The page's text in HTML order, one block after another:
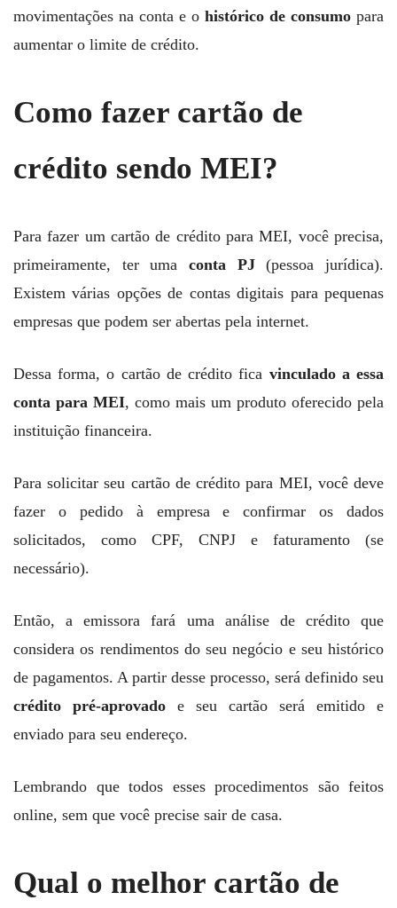
movimentações na conta e o histórico de consumo para
aumentar o limite de crédito.
Como fazer cartão de
crédito sendo MEI?
Para fazer um cartão de crédito para MEI, você precisa,
primeiramente, ter uma conta PJ(pessoa jurídica).
Existem várias opções de contas digitais para pequenas
empresas que podem ser abertas pela internet.
Dessa forma, o cartão de crédito fica vinculado a essa
conta para MEI, como mais um produto oferecido pela
instituição financeira.
Para solicitar seu cartão de crédito para MEI, você deve
fazer o pedido à empresa e confirmar os dados
solicitados, como CPF, CNPJ e faturamento (se
necessário).
Então, a emissora fará uma análise de crédito que
considera os rendimentos do seu negócio e seu histórico
de pagamentos. A partir desse processo, será definido seu
crédito pré-aprovado e seu cartão será emitido e
enviado para seu endereço.
Lembrando que todos esses procedimentos são feitos
online, sem que você precise sair de casa.
Qual o melhor cartão de